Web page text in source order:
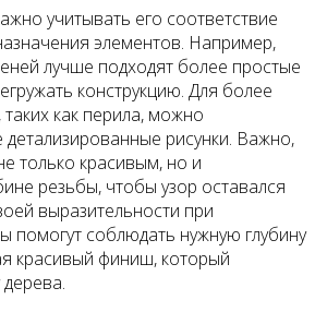
учитывать его соответствие
элементов. Например,
лучше подходят более простые
конструкцию. Для более
как перила, можно
детализированные рисунки. Важно,
только красивым, но и
резьбы, чтобы узор оставался
выразительности при
соблюдать нужную глубину
красивый финиш, который
дерева.